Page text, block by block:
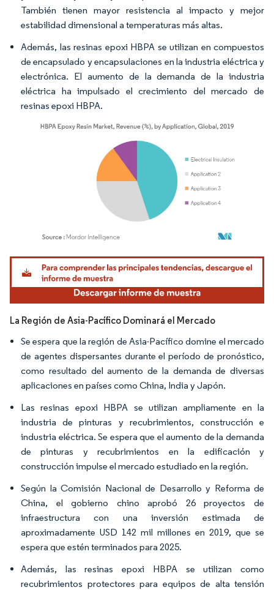
También tienen mayor resistencia al impacto y mejor
estabilidad dimensional a temperaturas más altas.
Además, las resinas epoxi HBPA se utilizan en compuestos
de encapsulado y encapsulaciones en la industria eléctrica y
electrónica. El aumento de la demanda de la industria
eléctrica ha impulsado el crecimiento del mercado de
resinas epoxi HBPA.
Imagen © Mordor Intelligence. El uso requiere atribución según CC BY 4.0.
La Región de Asia-Pacífico Dominará el Mercado
Se espera que la región de Asia-Pacífico domine el mercado
de agentes dispersantes durante el período de pronóstico,
como resultado del aumento de la demanda de diversas
aplicaciones en países como China, India y Japón.
Las resinas epoxi HBPA se utilizan ampliamente en la
industria de pinturas y recubrimientos, construcción e
industria eléctrica. Se espera que el aumento de la demanda
de pinturas y recubrimientos en la edificación y
construcción impulse el mercado estudiado en la región.
Según la Comisión Nacional de Desarrollo y Reforma de
China, el gobierno chino aprobó 26 proyectos de
infraestructura con una inversión estimada de
aproximadamente USD 142 mil millones en 2019, que se
espera que estén terminados para 2025.
Además, las resinas epoxi HBPA se utilizan como
recubrimientos protectores para equipos de alta tensión